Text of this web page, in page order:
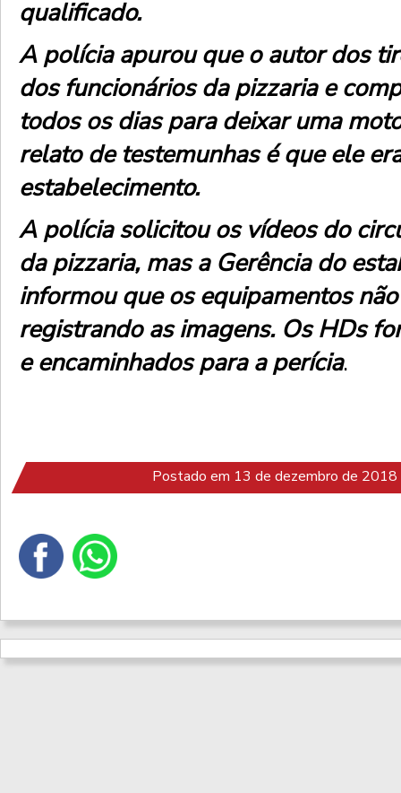
qualificado.
A polícia apurou que o autor dos
dos funcionários da pizzaria e
todos os dias para deixar uma
relato de testemunhas é que ele
estabelecimento.
A polícia solicitou os vídeos do
da pizzaria, mas a Gerência do
informou que os equipamentos
registrando as imagens. Os HDs
e encaminhados para a perícia.
Postado em 13 de dezembro de